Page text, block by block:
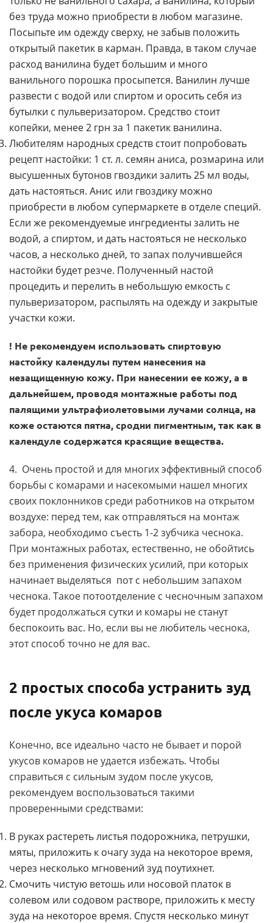
без труда можно приобрести в любом магазине.
Посыпьте им одежду сверху, не забыв положить
открытый пакетик в карман. Правда, в таком случае
расход ванилина будет большим и много
ванильного порошка просыпется. Ванилин лучше
развести с водой или спиртом и оросить себя из
бутылки с пульверизатором. Средство стоит
копейки, менее 2 грн за 1 пакетик ванилина.
Любителям народных средств стоит попробовать
рецепт настойки: 1 ст. л. семян аниса, розмарина или
высушенных бутонов гвоздики залить 25 мл воды,
дать настояться. Анис или гвоздику можно
приобрести в любом супермаркете в отделе специй.
Если же рекомендуемые ингредиенты залить не
водой, а спиртом, и дать настояться не несколько
часов, а несколько дней, то запах получившейся
настойки будет резче. Полученный настой
процедить и перелить в небольшую емкость с
пульверизатором, распылять на одежду и закрытые
участки кожи.
! Не рекомендуем использовать спиртовую
настойку календулы путем нанесения на
незащищенную кожу. При нанесении ее кожу, а в
дальнейшем, проводя монтажные работы под
палящими ультрафиолетовыми лучами солнца, на
коже остаются пятна, сродни пигментным, так как в
календуле содержатся красящие вещества.
4. Очень простой и для многих эффективный способ
борьбы с комарами и насекомыми нашел многих
своих поклонников среди работников на открытом
воздухе: перед тем, как отправляться на монтаж
забора, необходимо съесть 1-2 зубчика чеснока.
При монтажных работах, естественно, не обойтись
без применения физических усилий, при которых
начинает выделяться пот с небольшим запахом
чеснока. Такое потоотделение с чесночным запахом
будет продолжаться сутки и комары не станут
беспокоить вас. Но, если вы не любитель чеснока,
этот способ точно не для вас.
2 простых способа устранить зуд
после укуса комаров
Конечно, все идеально часто не бывает и порой
укусов комаров не удается избежать. Чтобы
справиться с сильным зудом после укусов,
рекомендуем воспользоваться такими
проверенными средствами:
В руках растереть листья подорожника, петрушки,
мяты, приложить к очагу зуда на некоторое время,
через несколько мгновений зуд поутихнет.
Смочить чистую ветошь или носовой платок в
солевом или содовом растворе, приложить к месту
зуда на некоторое время. Спустя несколько минут